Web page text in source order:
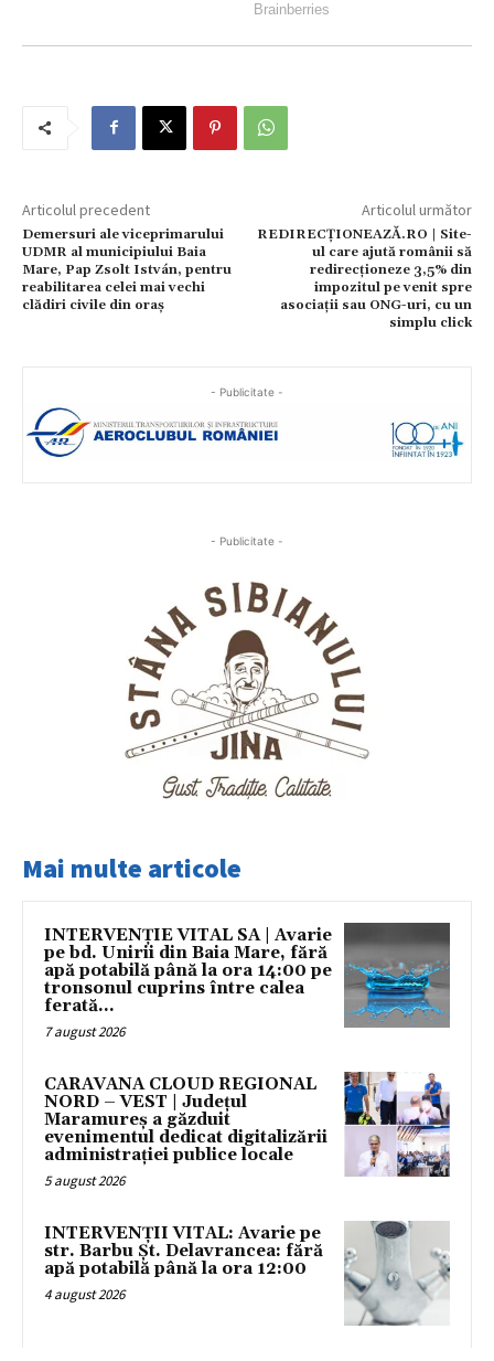
Articolul precedent
Demersuri ale viceprimarului
UDMR al municipiului Baia
Mare, Pap Zsolt István, pentru
reabilitarea celei mai vechi
clădiri civile din oraș
Articolul următor
REDIRECȚIONEAZĂ.RO | Site-
ul care ajută românii să
redirecționeze 3,5% din
impozitul pe venit spre
asociații sau ONG-uri, cu un
simplu click
- Publicitate -
- Publicitate -
Mai multe articole
INTERVENȚIE VITAL SA | Avarie
pe bd. Unirii din Baia Mare, fără
apă potabilă până la ora 14:00 pe
tronsonul cuprins între calea
ferată...
7 august 2026
CARAVANA CLOUD REGIONAL
NORD – VEST | Județul
Maramureș a găzduit
evenimentul dedicat digitalizării
administrației publice locale
5 august 2026
INTERVENȚII VITAL: Avarie pe
str. Barbu Șt. Delavrancea: fără
apă potabilă până la ora 12:00
4 august 2026